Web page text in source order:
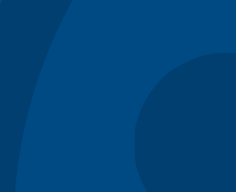
Typ Transformator? Sie